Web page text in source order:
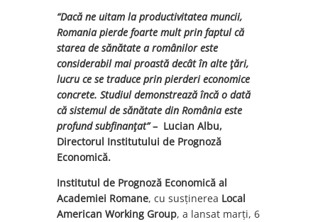
“Dacă ne uitam la productivitatea muncii,
Romania pierde foarte mult prin faptul că
starea de sănătate a românilor este
considerabil mai proastă decât în alte ţări,
lucru ce se traduce prin pierderi economice
concrete. Studiul demonstrează încă o dată
că sistemul de sănătate din România este
profund subfinanţat”– Lucian Albu,
Directorul Institutului de Prognoză
Economică.
Institutul de Prognoză Economică al
Academiei Romane, cu susținerea Local
American Working Group, a lansat marți, 6